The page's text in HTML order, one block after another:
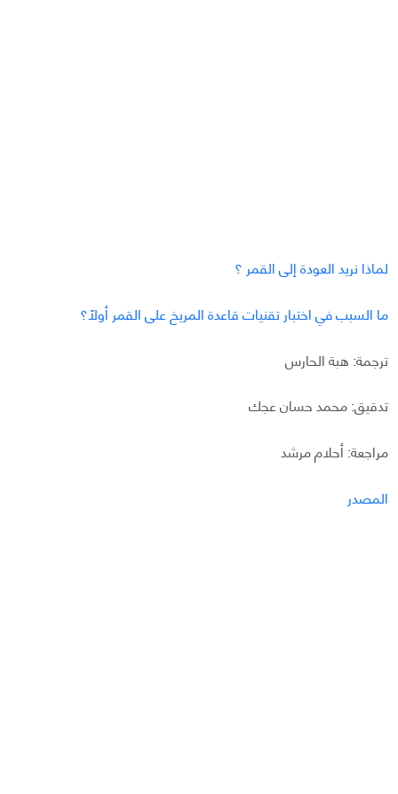
لماذا نريد العودة إلى القمر ؟
ما السبب في اختبار تقنيات قاعدة المريخ على القمر أولًا؟
ترجمة: هبة الحارس
تدقيق: محمد حسان عجك
مراجعة: أحلام مرشد
المصدر